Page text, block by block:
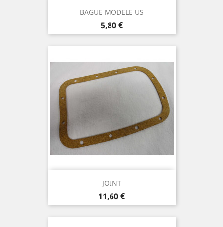
BAGUE MODELE US
Prix
5,80 €
JOINT
Prix
11,60 €